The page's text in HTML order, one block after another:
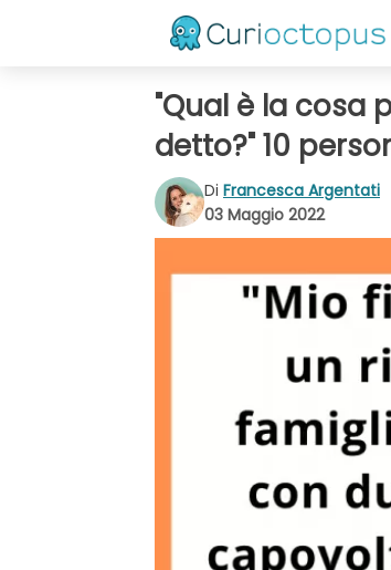
"Qual è la cosa
detto?" 10
Di Francesca Argentati
03 Maggio 2022